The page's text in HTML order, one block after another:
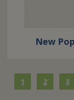
New
1 2 3